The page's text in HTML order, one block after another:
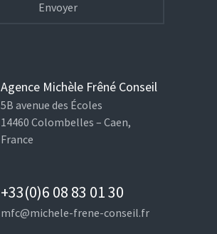
Agence Michèle Frêné Conseil
5B avenue des Écoles
14460 Colombelles – Caen,
France
+33(0)6 08 83 01 30
mfc@michele-frene-conseil.fr